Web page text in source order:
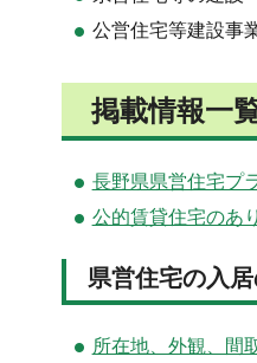
公営住宅等建設事
掲載情報一
長野県県営住宅プ
公的賃貸住宅のあ
県営住宅の入
所在地、外観、間